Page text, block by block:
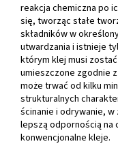
reakcja chemiczna po
się, tworząc stałe
składników w
utwardzania i istnieje
którym klej musi
umieszczone zgodnie
może trwać od kilku
strukturalnych
ścinanie i odrywanie,
lepszą odpornością na
konwencjonalne kleje.